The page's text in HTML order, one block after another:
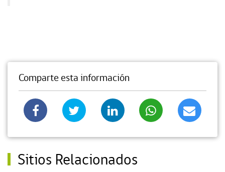
Comparte esta información
Sitios Relacionados